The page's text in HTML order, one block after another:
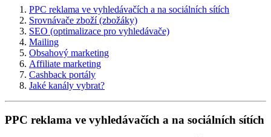
PPC reklama ve vyhledávačích a na sociálních sítích
Srovnávače zboží (zbožáky)
SEO (optimalizace pro vyhledávače)
Mailing
Obsahový marketing
Affiliate marketing
Cashback portály
Jaké kanály vybrat?
PPC reklama ve vyhledávačích a na sociálních sítích